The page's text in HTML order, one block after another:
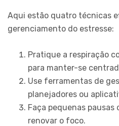
Aqui estão quatro técnicas
gerenciamento do estresse:
Pratique a respiração
para manter-se
Use ferramentas de
planejadores ou
Faça pequenas
renovar o foco.